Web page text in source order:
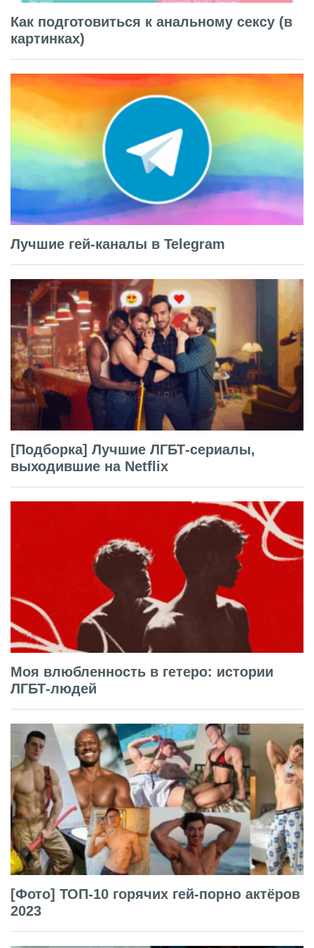
Как подготовиться к анальному сексу (в
картинках)
Лучшие гей-каналы в Telegram
[Подборка] Лучшие ЛГБТ-сериалы,
выходившие на Netflix
Моя влюбленность в гетеро: истории
ЛГБТ-людей
[Фото] ТОП-10 горячих гей-порно актёров
2023